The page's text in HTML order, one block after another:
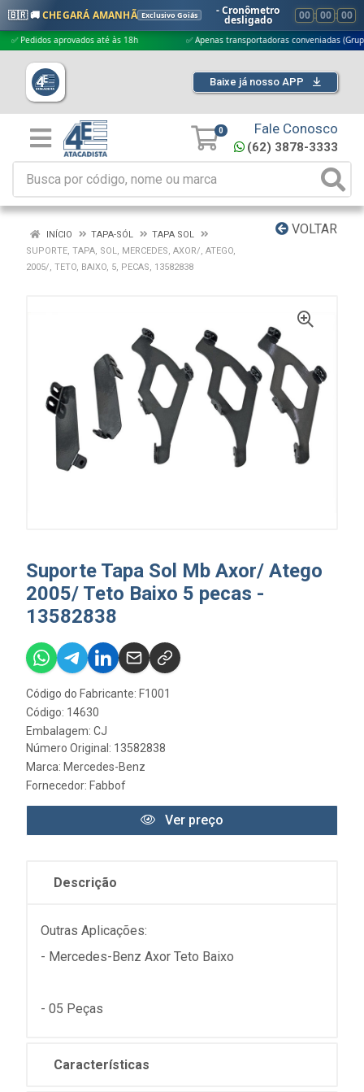
🇧🇷 🚚CHEGARÁ AMANHÃ Exclusivo Goiás - Cronômetro
desligado 00 : 00 : 00
aprovados até às 18h ✅ Apenas transportadoras conveniadas (Grupo G5)
Baixe já nosso APP
0 Fale Conosco
(62) 3878-3333
VOLTAR
INÍCIO TAPA-SÓL
TAPA SOL
SUPORTE, TAPA, SOL, MERCEDES, AXOR/, ATEGO,
2005/, TETO, BAIXO, 5, PECAS, 13582838
Suporte Tapa Sol Mb Axor/ Atego
2005/ Teto Baixo 5 pecas -
13582838
Código do Fabricante: F1001
Código: 14630
Embalagem: CJ
Número Original: 13582838
Marca: Mercedes-Benz
Fornecedor: Fabbof
Ver preço
Descrição
Outras Aplicações:
- Mercedes-Benz Axor Teto Baixo
- 05 Peças
Características